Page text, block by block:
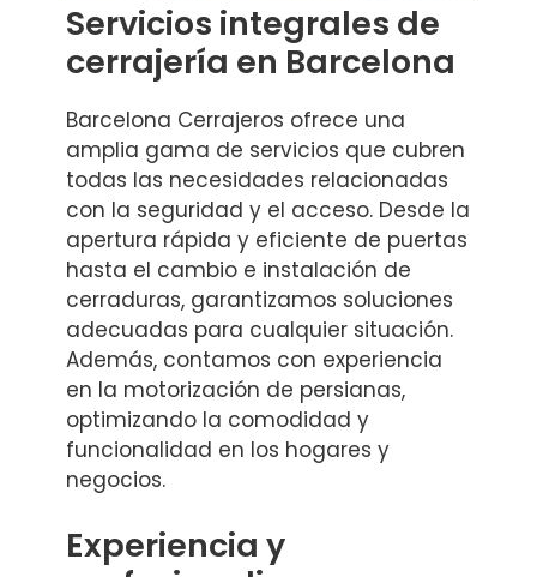
Servicios integrales de
cerrajería en Barcelona
Barcelona Cerrajeros ofrece una
amplia gama de servicios que cubren
todas las necesidades relacionadas
con la seguridad y el acceso. Desde la
apertura rápida y eficiente de puertas
hasta el cambio e instalación de
cerraduras, garantizamos soluciones
adecuadas para cualquier situación.
Además, contamos con experiencia
en la motorización de persianas,
optimizando la comodidad y
funcionalidad en los hogares y
negocios.
Experiencia y